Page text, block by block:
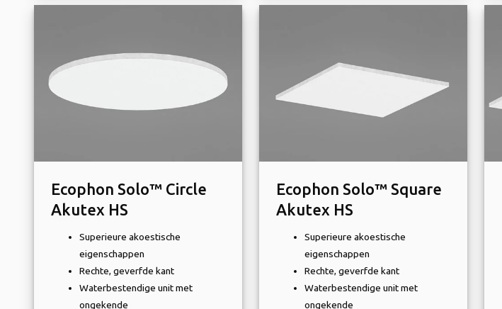
Ecophon Solo™ Circle
Akutex HS
Superieure akoestische
eigenschappen
Rechte, geverfde kant
Waterbestendige unit met
ongekende
Ecophon Solo™ Square
Akutex HS
Superieure akoestische
eigenschappen
Rechte, geverfde kant
Waterbestendige unit met
ongekende